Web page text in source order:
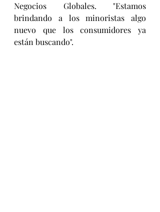
Negocios Globales. "Estamos
brindando a los minoristas algo
nuevo que los consumidores ya
están buscando".